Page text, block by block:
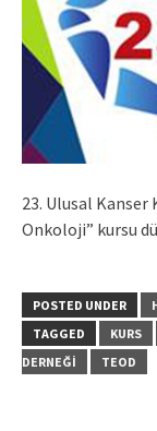
23. Ulusal Kanser
Onkoloji” kursu
POSTED UNDER
TAGGED
KURS
DERNEĞI
TEOD